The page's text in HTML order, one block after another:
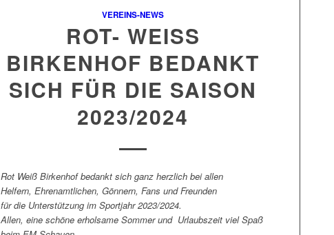
VEREINS-NEWS
ROT- WEISS
BIRKENHOF BEDANKT
SICH FÜR DIE SAISON
2023/2024
Rot Weiß Birkenhof bedankt sich ganz herzlich bei allen
Helfern, Ehrenamtlichen, Gönnern, Fans und Freunden
für die Unterstützung im Sportjahr 2023/2024.
Allen, eine schöne erholsame Sommer und Urlaubszeit viel Spaß